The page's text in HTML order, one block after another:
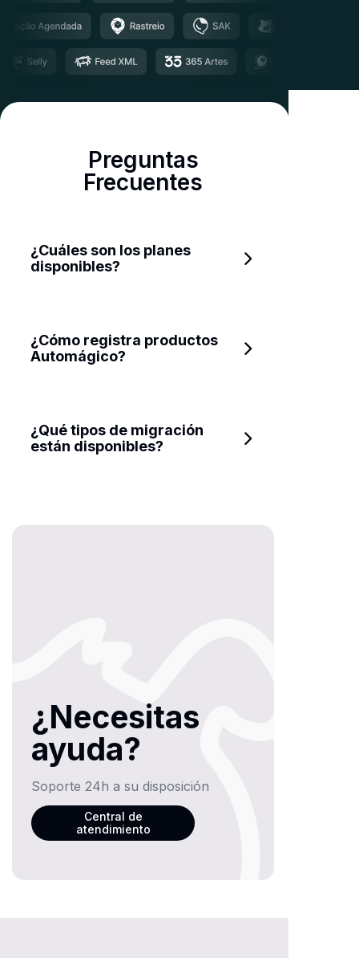
Preguntas
Frecuentes
¿Cuáles son los planes
disponibles?
Nivel 1: $59,00*/mes
Nivel 3: $259,00*/mes
¿Cómo registra productos
Automágico?
¿Qué tipos de migración
están disponibles?
¿Necesitas
ayuda?
Soporte 24h a su disposición
Central de
atendimiento